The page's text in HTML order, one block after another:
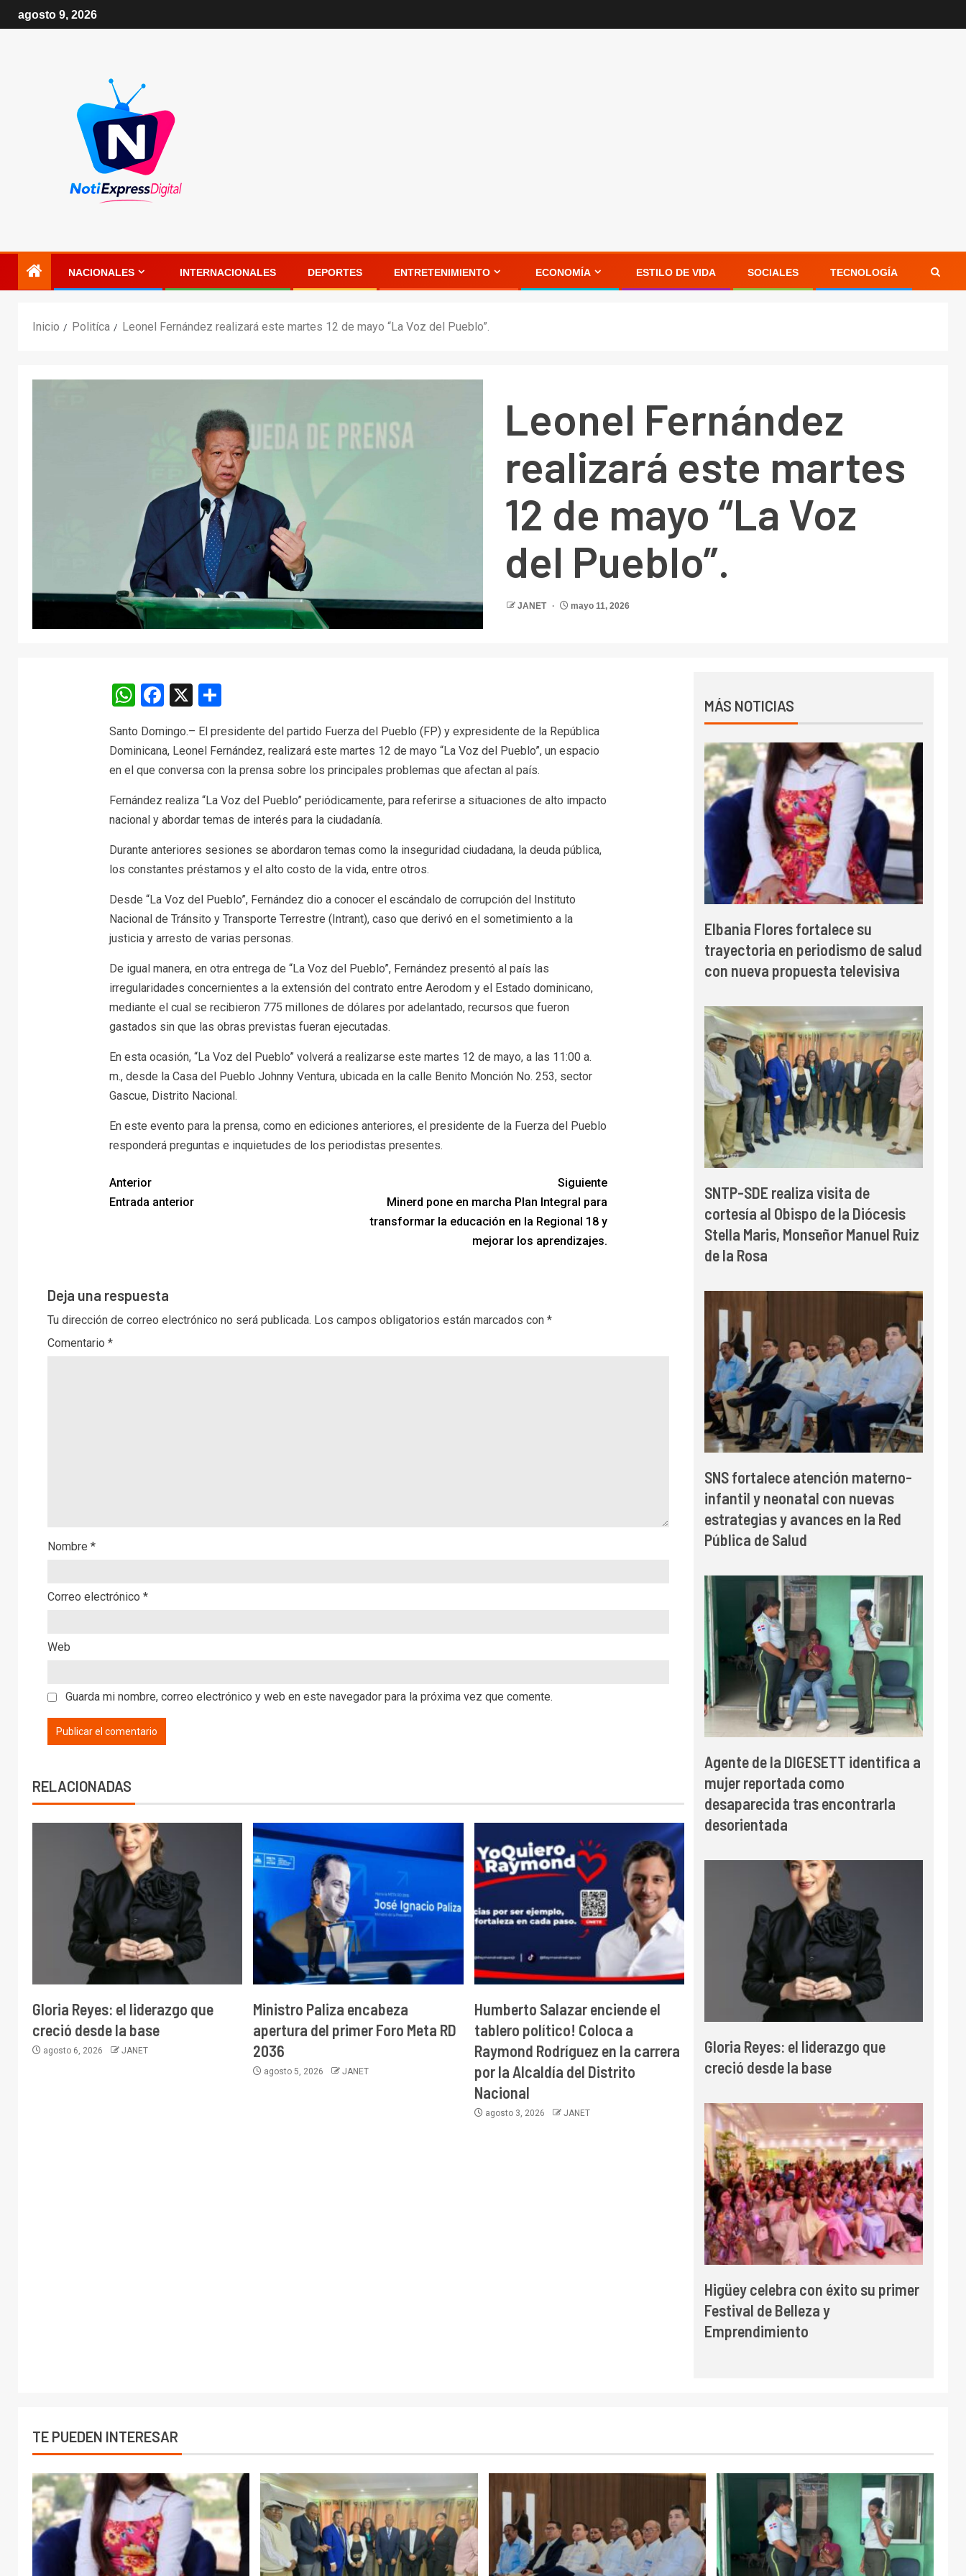
agosto 9, 2026
NACIONALES INTERNACIONALES DEPORTES ENTRETENIMIENTO ECONOMÍA ESTILO DE VIDA SOCIALES TECNOLOGÍA
Inicio Politíca Leonel Fernández realizará este martes 12 de mayo “La Voz del Pueblo”.
Leonel Fernández
realizará este martes
12 de mayo “La Voz
del Pueblo”.
JANET mayo 11, 2026
WhatsApp
Facebook
X Compartir
Santo Domingo.– El presidente del partido Fuerza del Pueblo (FP) y expresidente de la República
Dominicana, Leonel Fernández, realizará este martes 12 de mayo “La Voz del Pueblo”, un espacio
en el que conversa con la prensa sobre los principales problemas que afectan al país.
Fernández realiza “La Voz del Pueblo” periódicamente, para referirse a situaciones de alto impacto
nacional y abordar temas de interés para la ciudadanía.
Durante anteriores sesiones se abordaron temas como la inseguridad ciudadana, la deuda pública,
los constantes préstamos y el alto costo de la vida, entre otros.
Desde “La Voz del Pueblo”, Fernández dio a conocer el escándalo de corrupción del Instituto
Nacional de Tránsito y Transporte Terrestre (Intrant), caso que derivó en el sometimiento a la
justicia y arresto de varias personas.
De igual manera, en otra entrega de “La Voz del Pueblo”, Fernández presentó al país las
irregularidades concernientes a la extensión del contrato entre Aerodom y el Estado dominicano,
mediante el cual se recibieron 775 millones de dólares por adelantado, recursos que fueron
gastados sin que las obras previstas fueran ejecutadas.
En esta ocasión, “La Voz del Pueblo” volverá a realizarse este martes 12 de mayo, a las 11:00 a.
m., desde la Casa del Pueblo Johnny Ventura, ubicada en la calle Benito Monción No. 253, sector
Gascue, Distrito Nacional.
En este evento para la prensa, como en ediciones anteriores, el presidente de la Fuerza del Pueblo
responderá preguntas e inquietudes de los periodistas presentes.
Anterior
Entrada anterior
Siguiente
Minerd pone en marcha Plan Integral para
transformar la educación en la Regional 18 y
mejorar los aprendizajes.
Deja una respuesta
Tu dirección de correo electrónico no será publicada. Los campos obligatorios están marcados con *
Comentario *
Nombre *
Correo electrónico *
Web
Guarda mi nombre, correo electrónico y web en este navegador para la próxima vez que comente.
RELACIONADAS
Gloria Reyes: el liderazgo que
creció desde la base
agosto 6, 2026 JANET
Ministro Paliza encabeza
apertura del primer Foro Meta RD
2036
agosto 5, 2026 JANET
Humberto Salazar enciende el
tablero político! Coloca a
Raymond Rodríguez en la carrera
por la Alcaldía del Distrito
Nacional
agosto 3, 2026 JANET
MÁS NOTICIAS
Elbania Flores fortalece su
trayectoria en periodismo de salud
con nueva propuesta televisiva
SNTP-SDE realiza visita de
cortesía al Obispo de la Diócesis
Stella Maris, Monseñor Manuel Ruiz
de la Rosa
SNS fortalece atención materno-
infantil y neonatal con nuevas
estrategias y avances en la Red
Pública de Salud
Agente de la DIGESETT identifica a
mujer reportada como
desaparecida tras encontrarla
desorientada
Gloria Reyes: el liderazgo que
creció desde la base
Higüey celebra con éxito su primer
Festival de Belleza y
Emprendimiento
TE PUEDEN INTERESAR